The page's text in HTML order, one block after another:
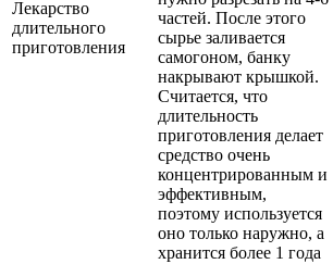
Лекарство
длительного
приготовления
частей. После этого
сырье заливается
самогоном, банку
накрывают крышкой.
Считается, что
длительность
приготовления делает
средство очень
концентрированным и
эффективным,
поэтому используется
оно только наружно, а
хранится более 1 года